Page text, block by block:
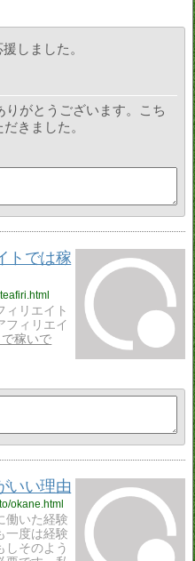
しました。
りがとうございます。こち
きました。
トでは稼
ィリエイト
フィリエイ
稼いで
いい理由
okane.html
働いた経験
一度は経験
しそのよう